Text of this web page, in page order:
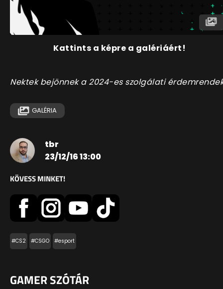
Kattints a képre a galériáért!
Nektek bejönnek a 2024-es szolgálati
GALÉRIA
tbr
23/12/16 13:00
KÖVESS MINKET!
#CS2 #CSGO #esport
GAMER SZÓTÁR